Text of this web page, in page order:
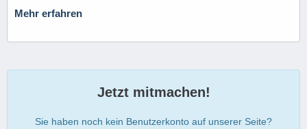
Mehr erfahren
Jetzt mitmachen!
Sie haben noch kein Benutzerkonto auf unserer Seite?